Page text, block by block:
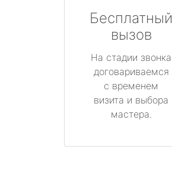
Бесплатный
вызов
На стадии звонка
договариваемся
с временем
визита и выбора
мастера.